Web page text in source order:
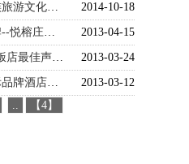
2014-10-18
道侗族萨岁广场
2013-04-15
榕庄酒店
2013-03-24
供应商金马奖”
2013-03-12
州日航大酒店
.. 【4】